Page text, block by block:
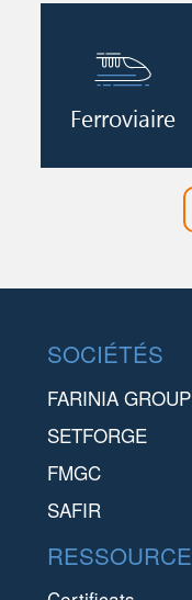
Image
Ferroviaire
Footer
SOCIÉTÉS
FARINIA GROUP
SETFORGE
FMGC
SAFIR